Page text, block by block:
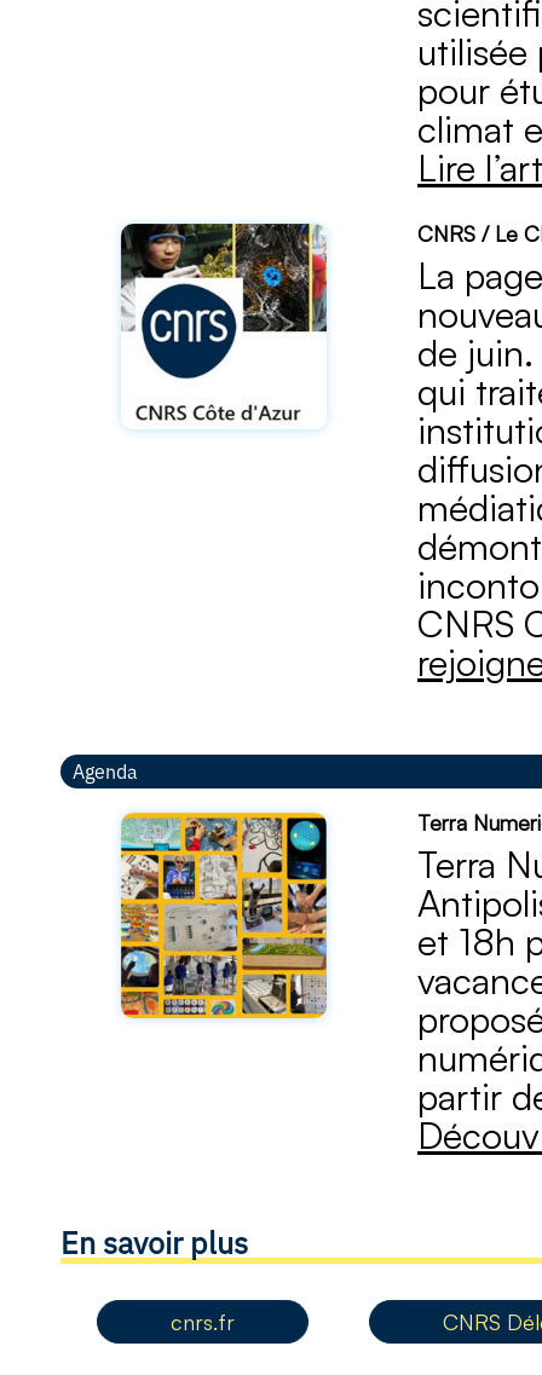
pour
climat
Lire
CNRS / Le
La
de
qui
CNRS
Agenda
Terra
Terra
et 18h
partir
En savoir plus
cnrs.fr CNRS